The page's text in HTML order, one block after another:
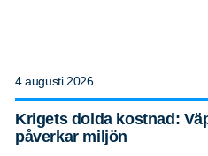
4 augusti 2026
Krigets dolda kostnad:
påverkar miljön